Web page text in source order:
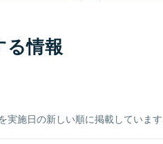
る情報
施日の新しい順に掲載しています